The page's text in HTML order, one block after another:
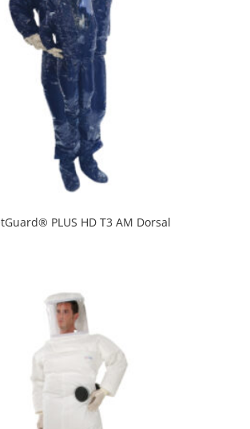
PLUS HD T3 AM Dorsal